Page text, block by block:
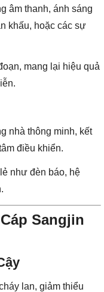
âm thanh, ánh sáng
khấu, hoặc các sự
mang lại hiệu quả
nhà thông minh, kết
điều khiển.
như đèn báo, hệ
Sangjin
lan, giảm thiểu